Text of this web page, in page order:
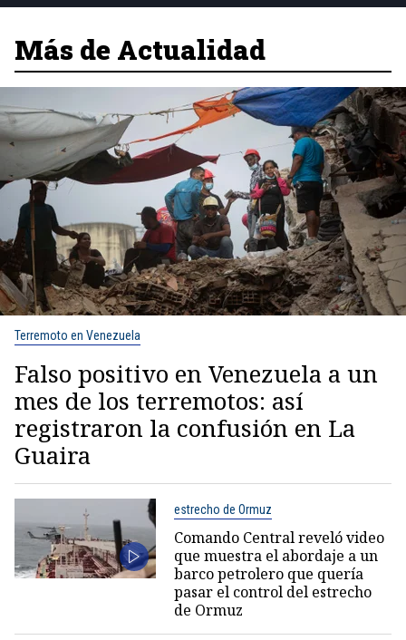
Más de Actualidad
Terremoto en Venezuela
Falso positivo en Venezuela a un
mes de los terremotos: así
registraron la confusión en La
Guaira
estrecho de Ormuz
Comando Central reveló video
que muestra el abordaje a un
barco petrolero que quería
pasar el control del estrecho
de Ormuz